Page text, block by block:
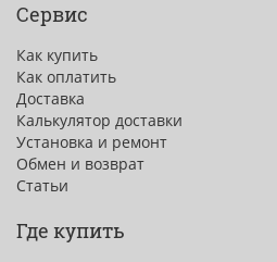
Сервис
Как купить
Как оплатить
Доставка
Калькулятор доставки
Установка и ремонт
Обмен и возврат
Статьи
Где купить